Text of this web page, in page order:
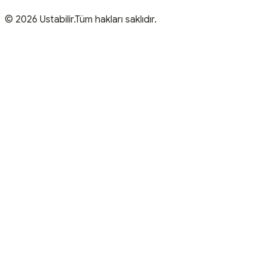
© 2026 Ustabilir.Tüm hakları saklıdır.